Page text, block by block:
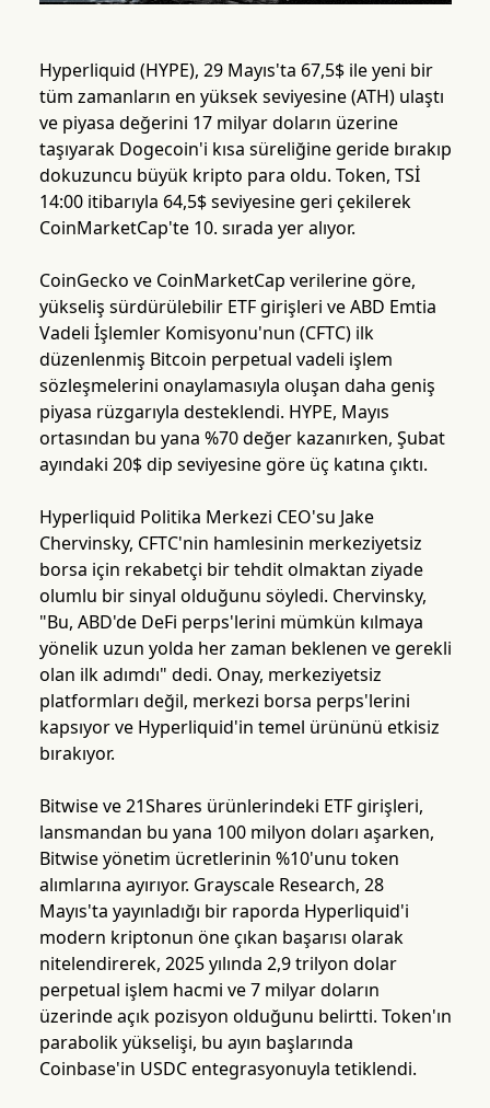
Hyperliquid (HYPE), 29 Mayıs'ta 67,5$ ile yeni bir
tüm zamanların en yüksek seviyesine (ATH) ulaştı
ve piyasa değerini 17 milyar doların üzerine
taşıyarak Dogecoin'i kısa süreliğine geride bırakıp
dokuzuncu büyük kripto para oldu. Token, TSİ
14:00 itibarıyla 64,5$ seviyesine geri çekilerek
CoinMarketCap'te 10. sırada yer alıyor.
CoinGecko ve CoinMarketCap verilerine göre,
yükseliş sürdürülebilir ETF girişleri ve ABD Emtia
Vadeli İşlemler Komisyonu'nun (CFTC) ilk
düzenlenmiş Bitcoin perpetual vadeli işlem
sözleşmelerini onaylamasıyla oluşan daha geniş
piyasa rüzgarıyla desteklendi. HYPE, Mayıs
ortasından bu yana %70 değer kazanırken, Şubat
ayındaki 20$ dip seviyesine göre üç katına çıktı.
Hyperliquid Politika Merkezi CEO'su Jake
Chervinsky, CFTC'nin hamlesinin merkeziyetsiz
borsa için rekabetçi bir tehdit olmaktan ziyade
olumlu bir sinyal olduğunu söyledi. Chervinsky,
"Bu, ABD'de DeFi perps'lerini mümkün kılmaya
yönelik uzun yolda her zaman beklenen ve gerekli
olan ilk adımdı" dedi. Onay, merkeziyetsiz
platformları değil, merkezi borsa perps'lerini
kapsıyor ve Hyperliquid'in temel ürününü etkisiz
bırakıyor.
Bitwise ve 21Shares ürünlerindeki ETF girişleri,
lansmandan bu yana 100 milyon doları aşarken,
Bitwise yönetim ücretlerinin %10'unu token
alımlarına ayırıyor. Grayscale Research, 28
Mayıs'ta yayınladığı bir raporda Hyperliquid'i
modern kriptonun öne çıkan başarısı olarak
nitelendirerek, 2025 yılında 2,9 trilyon dolar
perpetual işlem hacmi ve 7 milyar doların
üzerinde açık pozisyon olduğunu belirtti. Token'ın
parabolik yükselişi, bu ayın başlarında
Coinbase'in USDC entegrasyonuyla tetiklendi.